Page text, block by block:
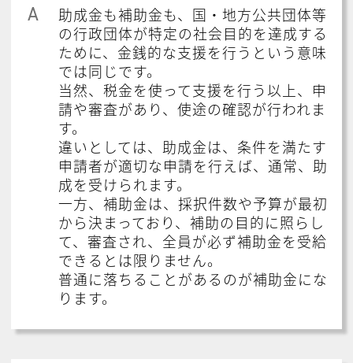
A
助成金も補助金も、国・地方公共団体等
の行政団体が特定の社会目的を達成する
ために、金銭的な支援を行うという意味
では同じです。
当然、税金を使って支援を行う以上、申
請や審査があり、使途の確認が行われま
す。
違いとしては、助成金は、条件を満たす
申請者が適切な申請を行えば、通常、助
成を受けられます。
一方、補助金は、採択件数や予算が最初
から決まっており、補助の目的に照らし
て、審査され、全員が必ず補助金を受給
できるとは限りません。
普通に落ちることがあるのが補助金にな
ります。